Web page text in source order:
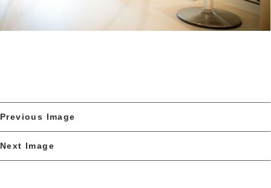
Previous Image
Next Image